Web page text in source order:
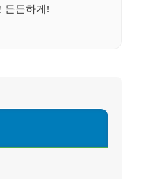
든든하게!